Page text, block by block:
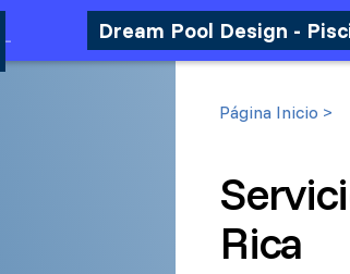
Dream Pool Design -
Página Inicio >
Rica